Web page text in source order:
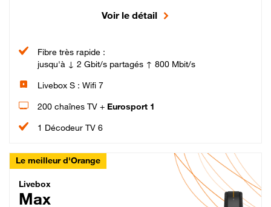
Voir le détail
Fibre très rapide :
jusqu'à ↓ 2 Gbit/s partagés ↑ 800 Mbit/s
Livebox S : Wifi 7
200 chaînes TV + Eurosport 1
1 Décodeur TV 6
Le meilleur d'Orange
Livebox Max Fibre
Livebox
Max